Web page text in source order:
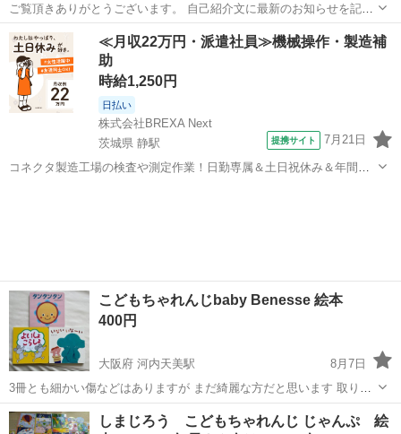
ご覧頂きありがとうございます。 自己紹介文に最新のお知らせを記載
していますので、一読頂き、納得の上お問い合わせくださいませ。 あ
くまでも我が家の家族が使用したり保管していた中古品、新古品にな
りますのでご理解いただける...
東京 西多摩郡 古里駅 ベビー用品 こどもちゃれんじ
≪月収22万円・派遣社員≫機械操作・製造補
助
時給1,250円
日払い
株式会社BREXA Next
茨城県 静駅
提携サイト 7月21日
コネクタ製造工場の検査や測定作業！日勤専属＆土日祝休み＆年間休
こどもちゃれんじbaby Benesse 絵本
400円
大阪府 河内天美駅
8月7日
3冊とも細かい傷などはありますが まだ綺麗な方だと思います 取りに
来てくださる方
大阪 松原市 河内天美駅 ベビー用品
しまじろう こどもちゃれんじ じゃんぷ 絵